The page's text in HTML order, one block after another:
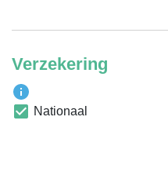
Verzekering
Nationaal